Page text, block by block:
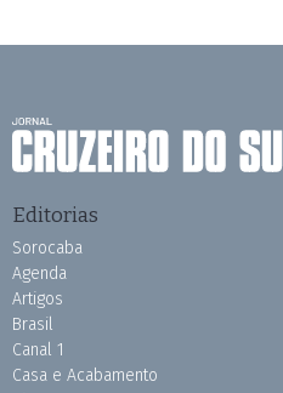
Editorias
Sorocaba
Agenda
Artigos
Brasil
Canal 1
Casa e Acabamento